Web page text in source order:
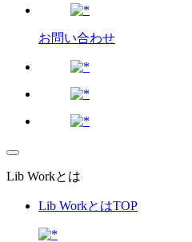
お問い合わせ
Lib Workとは
Lib WorkとはTOP